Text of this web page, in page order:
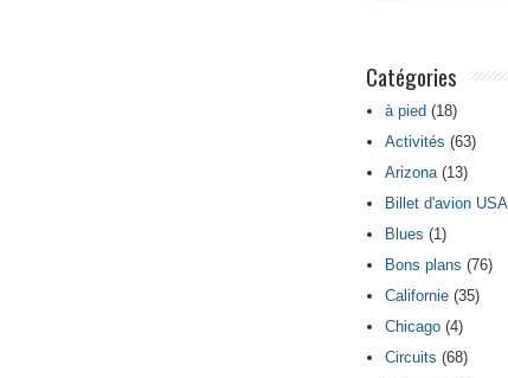
Catégories
à pied (18)
Activités (63)
Arizona(13)
Billet d'avion USA
Blues (1)
Bons plans (76)
Californie (35)
Chicago (4)
Circuits (68)